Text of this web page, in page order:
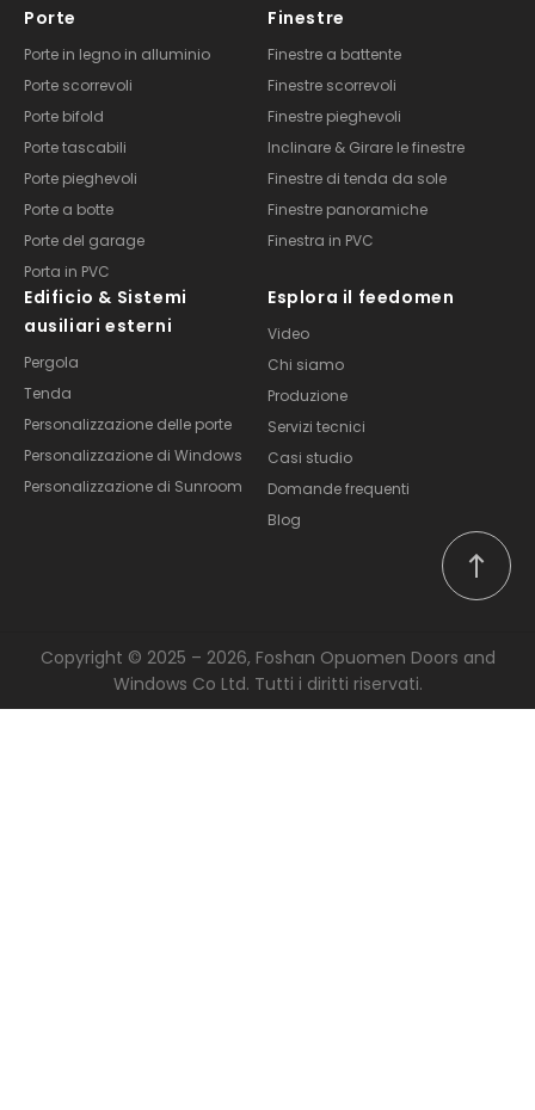
Porte
Porte in legno in alluminio
Porte scorrevoli
Porte bifold
Porte tascabili
Porte pieghevoli
Porte a botte
Porte del garage
Porta in PVC
Finestre
Finestre a battente
Finestre scorrevoli
Finestre pieghevoli
Inclinare & Girare le finestre
Finestre di tenda da sole
Finestre panoramiche
Finestra in PVC
Edificio & Sistemi
ausiliari esterni
Pergola
Tenda
Personalizzazione delle porte
Personalizzazione di Windows
Personalizzazione di Sunroom
Esplora il feedomen
Video
Chi siamo
Produzione
Servizi tecnici
Casi studio
Domande frequenti
Blog
Copyright © 2025 – 2026, Foshan Opuomen Doors and
Windows Co Ltd. Tutti i diritti riservati.